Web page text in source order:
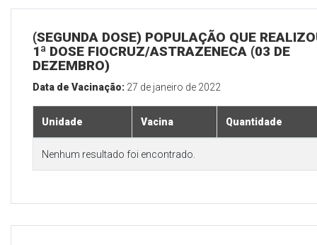
(SEGUNDA DOSE) POPULAÇÃO QUE
1ª DOSE FIOCRUZ/ASTRAZENECA (03 DE
DEZEMBRO)
Data de Vacinação: 27 de janeiro de 2022
Unidade Vacina Quantidade
Nenhum resultado foi encontrado.